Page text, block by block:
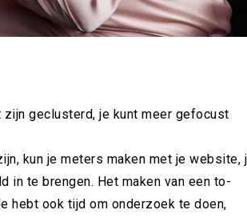
geclusterd, je kunt meer gefocust
kun je meters maken met je website,
in te brengen. Het maken van een to-
hebt ook tijd om onderzoek te doen,